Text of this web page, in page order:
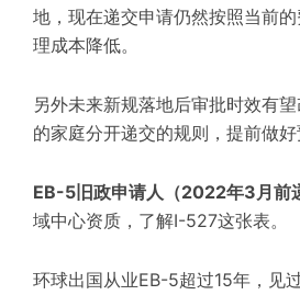
地，现在递交申请仍然按照当前
理成本降低。
另外未来新规落地后审批时效有
的家庭分开递交的规则，提前做好
EB-5旧政申请人（2022年3月前
域中心资质，了解I-527这张表。
环球出国从业EB-5超过15年，见